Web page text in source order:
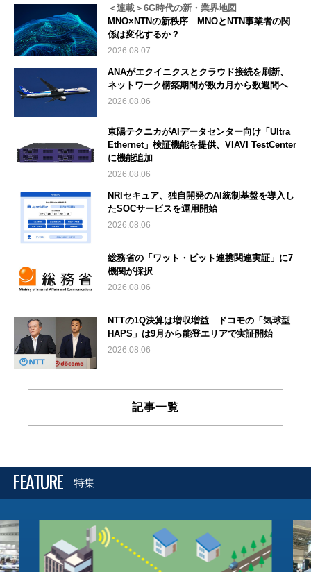
＜連載＞6G時代の新・業界地図
MNO×NTNの新秩序 MNOとNTN事業者の関
係は変化するか？
2026.08.07
ANAがエクイニクスとクラウド接続を刷新、
ネットワーク構築期間が数カ月から数週間へ
2026.08.06
東陽テクニカがAIデータセンター向け「Ultra
Ethernet」検証機能を提供、VIAVI TestCenter
に機能追加
2026.08.06
NRIセキュア、独自開発のAI統制基盤を導入し
たSOCサービスを運用開始
2026.08.06
総務省の「ワット・ビット連携関連実証」に7
機関が採択
2026.08.06
NTTの1Q決算は増収増益 ドコモの「気球型
HAPS」は9月から能登エリアで実証開始
2026.08.06
記事一覧
FEATURE 特集